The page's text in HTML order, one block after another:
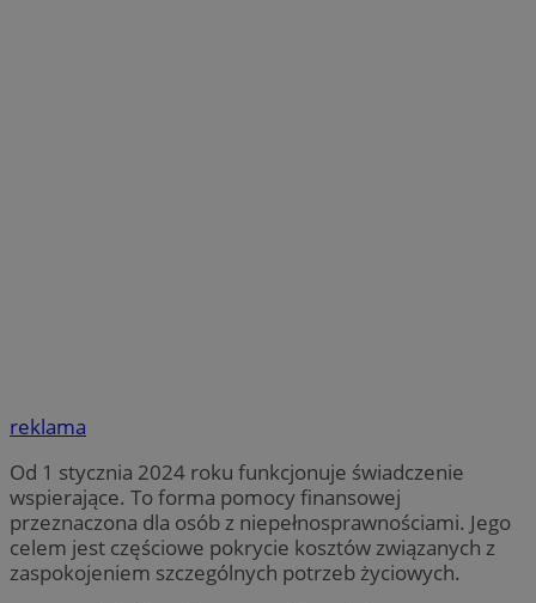
reklama
Od 1 stycznia 2024 roku funkcjonuje świadczenie
wspierające. To forma pomocy finansowej
przeznaczona dla osób z niepełnosprawnościami. Jego
celem jest częściowe pokrycie kosztów związanych z
zaspokojeniem szczególnych potrzeb życiowych.